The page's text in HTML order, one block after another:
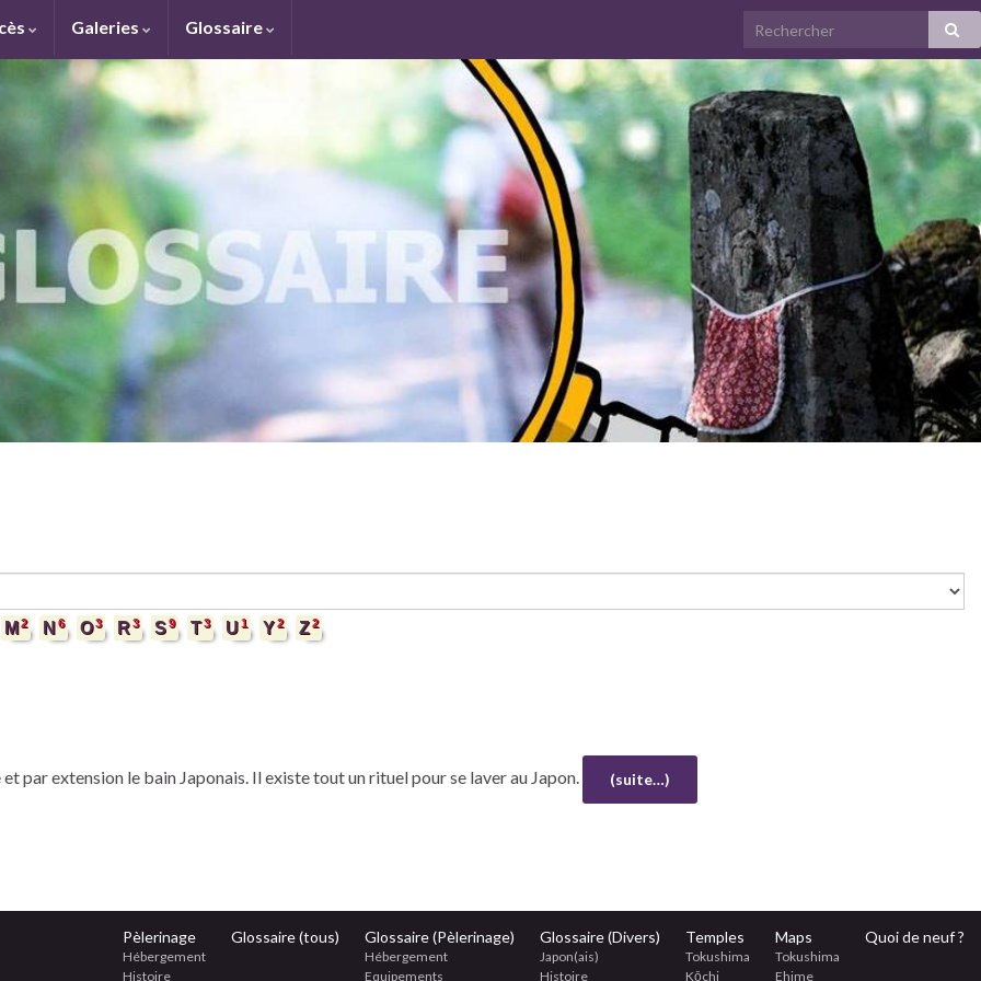
Galeries Glossaire
M2 N6 O3 R3 S9 T3 U1 Y2 Z2
par extension le bain Japonais. Il existe tout un rituel pour se laver au Japon. (suite…)
Pèlerinage
Hébergement
Histoire
Glossaire (tous) Glossaire (Pèlerinage)
Hébergement
Equipements
Glossaire (Divers)
Japon(ais)
Histoire
Temples
Tokushima
Kōchi
Maps
Tokushima
Ehime
Quoi de neuf ?